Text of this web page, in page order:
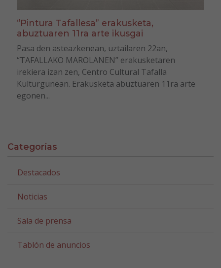
“Pintura Tafallesa” erakusketa,
abuztuaren 11ra arte ikusgai
Pasa den asteazkenean, uztailaren 22an,
“TAFALLAKO MAROLANEN” erakusketaren
irekiera izan zen, Centro Cultural Tafalla
Kulturgunean. Erakusketa abuztuaren 11ra arte
egonen...
Categorías
Destacados
Noticias
Sala de prensa
Tablón de anuncios